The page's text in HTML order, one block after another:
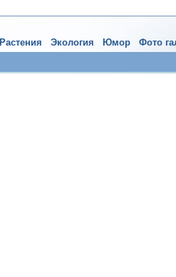
Растения Экология Юмор Фото